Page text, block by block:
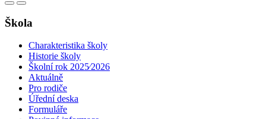
Škola
Charakteristika školy
Historie školy
Školní rok 2025⁄2026
Aktuálně
Pro rodiče
Úřední deska
Formuláře